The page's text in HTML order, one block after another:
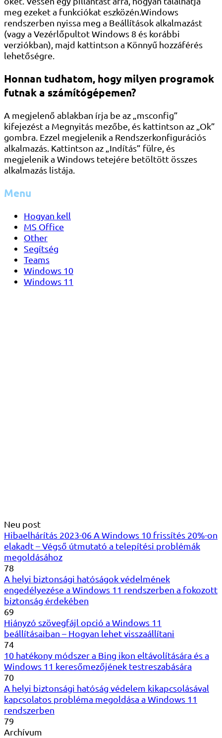
meg ezeket a funkciókat eszközén.Windows
rendszerben nyissa meg a Beállítások alkalmazást
(vagy a Vezérlőpultot Windows 8 és korábbi
verziókban), majd kattintson a Könnyű hozzáférés
lehetőségre.
Honnan tudhatom, hogy milyen programok
futnak a számítógépemen?
A megjelenő ablakban írja be az „msconfig”
kifejezést a Megnyitás mezőbe, és kattintson az „Ok”
gombra. Ezzel megjelenik a Rendszerkonfigurációs
alkalmazás. Kattintson az „Indítás” fülre, és
megjelenik a Windows tetejére betöltött összes
alkalmazás listája.
Menu
Hogyan kell
MS Office
Other
Segítség
Teams
Windows 10
Windows 11
Neu post
Hibaelhárítás 2023-06 A Windows 10 frissítés 20%-on
elakadt – Végső útmutató a telepítési problémák
megoldásához
78
A helyi biztonsági hatóságok védelmének
engedélyezése a Windows 11 rendszerben a fokozott
biztonság érdekében
69
Hiányzó szövegfájl opció a Windows 11
beállításaiban – Hogyan lehet visszaállítani
74
10 hatékony módszer a Bing ikon eltávolítására és a
Windows 11 keresőmezőjének testreszabására
70
A helyi biztonsági hatóság védelem kikapcsolásával
kapcsolatos probléma megoldása a Windows 11
rendszerben
79
Archívum